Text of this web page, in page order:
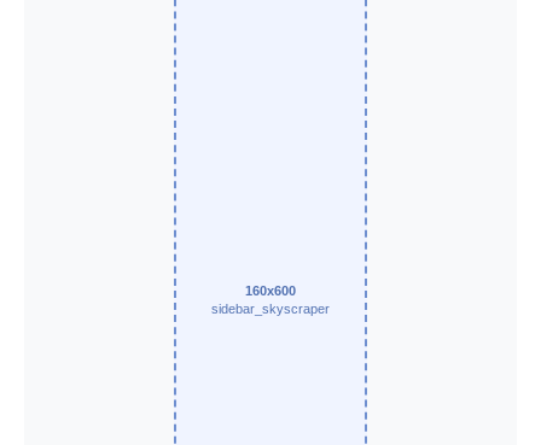
160x600
sidebar_skyscraper